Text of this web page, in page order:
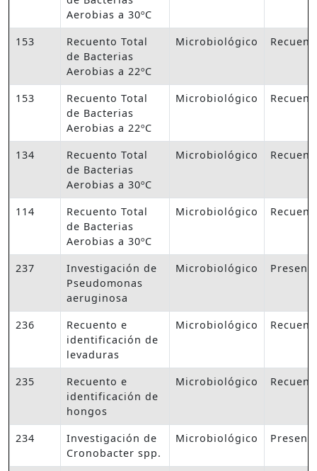
Aerobias a 30ºC
153
Recuento Total
de Bacterias
Aerobias a 22ºC
Microbiológico
153
Recuento Total
de Bacterias
Aerobias a 22ºC
Microbiológico
134
Recuento Total
de Bacterias
Aerobias a 30ºC
Microbiológico
114
Recuento Total
de Bacterias
Aerobias a 30ºC
Microbiológico
237
Investigación de
Pseudomonas
aeruginosa
Microbiológico
236
Recuento e
identificación de
levaduras
Microbiológico
235
Recuento e
identificación de
hongos
Microbiológico
234
Investigación de
Cronobacter spp.
Microbiológico